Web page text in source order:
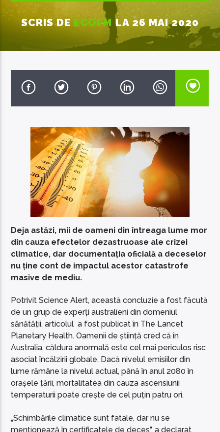
EcoFM Chisinau
SCRIS DE ECOFM LA 26 MAI 2020
Deja astăzi, mii de oameni din întreaga lume mor
din cauza efectelor dezastruoase ale crizei
climatice, dar documentația oficială a deceselor
nu ține cont de impactul acestor catastrofe
masive de mediu.
Potrivit Science Alert, această concluzie a fost făcută
de un grup de experți australieni din domeniul
sănătății, articolul a fost publicat în The Lancet
Planetary Health. Oamenii de știință cred că în
Australia, căldura anormală este cel mai periculos risc
asociat încălzirii globale. Dacă nivelul emisiilor din
lume rămâne la nivelul actual, până în anul 2080 în
orașele țării, mortalitatea din cauza ascensiunii
temperaturii poate crește de cel puțin patru ori.
„Schimbările climatice sunt fatale, dar nu se
menționează în certificatele de deces”, a declarat